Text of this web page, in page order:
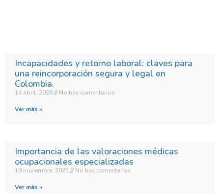
Incapacidades y retorno laboral: claves para
una reincorporación segura y legal en
Colombia.​
14 abril, 2026 No hay comentarios
Ver más »
Importancia de las valoraciones médicas
ocupacionales especializadas
19 noviembre, 2025 No hay comentarios
Ver más »